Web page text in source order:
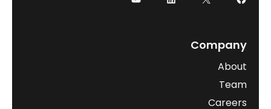
Company
About
Team
Careers